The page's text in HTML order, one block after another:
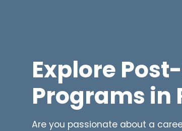
Explore
Programs in
Are you passionate about a